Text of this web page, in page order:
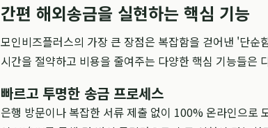
간편 해외송금을 실현하는 핵심 기능
모인비즈플러스의 가장 큰 장점은 복잡함을 걷어낸 '단순
시간을 절약하고 비용을 줄여주는 다양한 핵심 기능들은
빠르고 투명한 송금 프로세스
은행 방문이나 복잡한 서류 제출 없이 100% 온라인으로